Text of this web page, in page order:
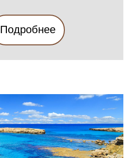
Подробнее